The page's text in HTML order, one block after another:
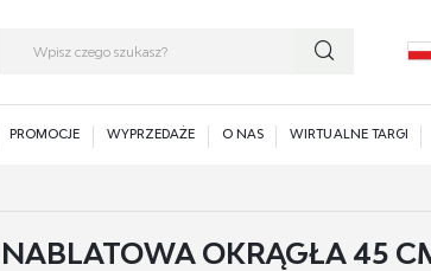
PROMOCJE WYPRZEDAŻE O NAS WIRTUALNE TARGI
OKRĄGŁA 45